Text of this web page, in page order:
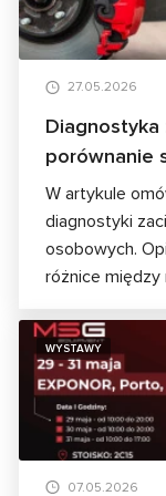
27.05.2026
Diagnostyka
porównanie
W artykule
diagnostyki
osobowych.
różnice między
WYSTAWY
07.05.2026